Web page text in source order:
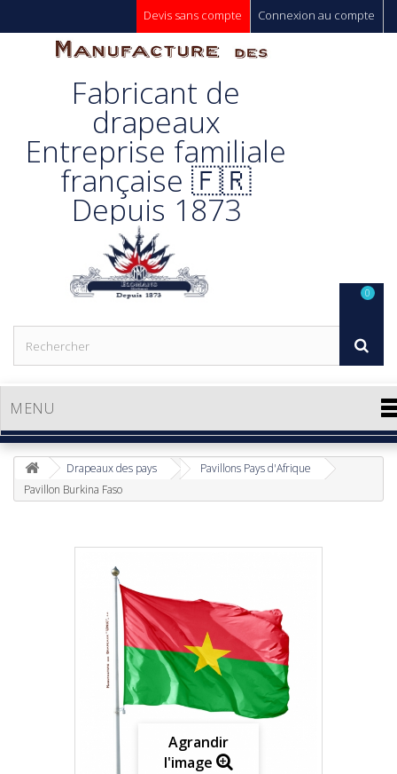
Connexion au compte
Devis sans compte
Manufacture
Des
Drapeaux
Unic s.a.
Fabricant de
drapeaux
Entreprise familiale
française 🇫🇷
Depuis 1873
MENU
0
Drapeaux des pays
Pavillons Pays d'Afrique
Pavillon Burkina Faso
Agrandir
l'image